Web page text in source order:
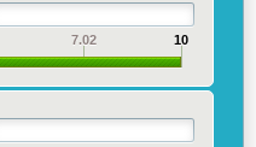
7.02 10